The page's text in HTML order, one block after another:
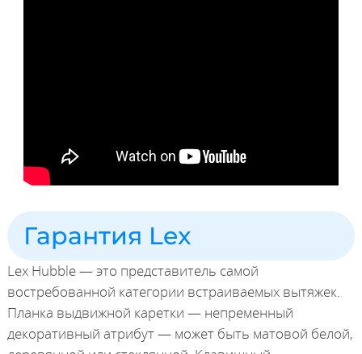
Гарантия Lex
Lex Hubble — это представитель самой
востребованной категории встраиваемых вытяжек.
Планка выдвижной каретки — непременный
декоративный атрибут — может быть матовой белой,